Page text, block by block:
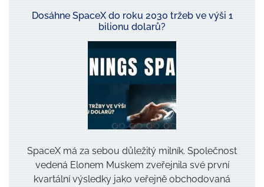
Dosáhne SpaceX do roku 2030 tržeb ve výši 1
bilionu dolarů?
SpaceX má za sebou důležitý milník. Společnost
vedená Elonem Muskem zveřejnila své první
kvartální výsledky jako veřejně obchodovaná